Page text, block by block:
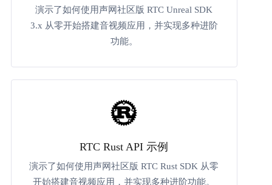
演示了如何使用声网社区版 RTC Unreal SDK
3.x 从零开始搭建音视频应用，并实现多种进阶
功能。
RTC Rust API 示例
演示了如何使用声网社区版 RTC Rust SDK 从零
开始搭建音视频应用，并实现多种进阶功能。